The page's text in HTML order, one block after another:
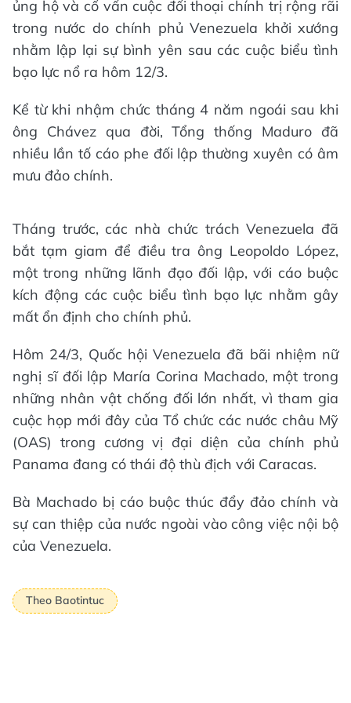
ủng hộ và cố vấn cuộc đối thoại chính trị rộng rãi
trong nước do chính phủ Venezuela khởi xướng
nhằm lập lại sự bình yên sau các cuộc biểu tình
bạo lực nổ ra hôm 12/3.
Kể từ khi nhậm chức tháng 4 năm ngoái sau khi
ông Chávez qua đời, Tổng thống Maduro đã
nhiều lần tố cáo phe đối lập thường xuyên có âm
mưu đảo chính.
Tháng trước, các nhà chức trách Venezuela đã
bắt tạm giam để điều tra ông Leopoldo López,
một trong những lãnh đạo đối lập, với cáo buộc
kích động các cuộc biểu tình bạo lực nhằm gây
mất ổn định cho chính phủ.
Hôm 24/3, Quốc hội Venezuela đã bãi nhiệm nữ
nghị sĩ đối lập María Corina Machado, một trong
những nhân vật chống đối lớn nhất, vì tham gia
cuộc họp mới đây của Tổ chức các nước châu Mỹ
(OAS) trong cương vị đại diện của chính phủ
Panama đang có thái độ thù địch với Caracas.
Bà Machado bị cáo buộc thúc đẩy đảo chính và
sự can thiệp của nước ngoài vào công việc nội bộ
của Venezuela.
Theo Baotintuc